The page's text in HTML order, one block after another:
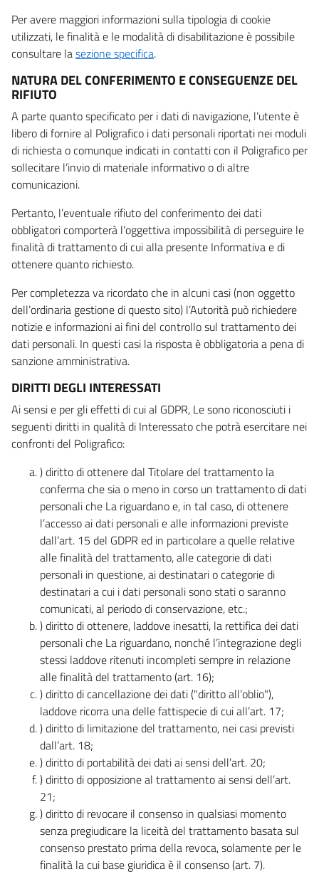
Per avere maggiori informazioni sulla tipologia di cookie
utilizzati, le finalità e le modalità di disabilitazione è possibile
consultare lasezione specifica.
NATURA DEL CONFERIMENTO E CONSEGUENZE DEL
RIFIUTO
A parte quanto specificato per i dati di navigazione, l’utente è
libero di fornire al Poligrafico i dati personali riportati nei moduli
di richiesta o comunque indicati in contatti con il Poligrafico per
sollecitare l’invio di materiale informativo o di altre
comunicazioni.
Pertanto, l’eventuale rifiuto del conferimento dei dati
obbligatori comporterà l’oggettiva impossibilità di perseguire le
finalità di trattamento di cui alla presente Informativa e di
ottenere quanto richiesto.
Per completezza va ricordato che in alcuni casi (non oggetto
dell’ordinaria gestione di questo sito) l’Autorità può richiedere
notizie e informazioni ai fini del controllo sul trattamento dei
dati personali. In questi casi la risposta è obbligatoria a pena di
sanzione amministrativa.
DIRITTI DEGLI INTERESSATI
Ai sensi e per gli effetti di cui al GDPR, Le sono riconosciuti i
seguenti diritti in qualità di Interessato che potrà esercitare nei
confronti del Poligrafico:
) diritto di ottenere dal Titolare del trattamento la
conferma che sia o meno in corso un trattamento di dati
personali che La riguardano e, in tal caso, di ottenere
l’accesso ai dati personali e alle informazioni previste
dall’art. 15 del GDPR ed in particolare a quelle relative
alle finalità del trattamento, alle categorie di dati
personali in questione, ai destinatari o categorie di
destinatari a cui i dati personali sono stati o saranno
comunicati, al periodo di conservazione, etc.;
) diritto di ottenere, laddove inesatti, la rettifica dei dati
personali che La riguardano, nonché l’integrazione degli
stessi laddove ritenuti incompleti sempre in relazione
alle finalità del trattamento (art. 16);
) diritto di cancellazione dei dati ("diritto all’oblio"),
laddove ricorra una delle fattispecie di cui all’art. 17;
) diritto di limitazione del trattamento, nei casi previsti
dall’art. 18;
) diritto di portabilità dei dati ai sensi dell’art. 20;
) diritto di opposizione al trattamento ai sensi dell’art.
21;
) diritto di revocare il consenso in qualsiasi momento
senza pregiudicare la liceità del trattamento basata sul
consenso prestato prima della revoca, solamente per le
finalità la cui base giuridica è il consenso (art. 7).